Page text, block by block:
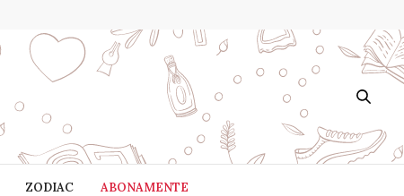
ZODIAC ABONAMENTE